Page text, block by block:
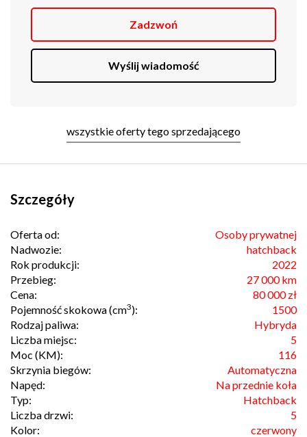
Zadzwoń
Wyślij wiadomość
wszystkie oferty tego sprzedającego
Szczegóły
Oferta od:
Osoby prywatnej
Nadwozie:
hatchback
Rok produkcji:
2022
Przebieg:
27 000 km
Cena:
80 000 zł
Pojemność skokowa (cm3):
1500
Rodzaj paliwa:
Hybryda
Liczba miejsc:
5
Moc (KM):
116
Skrzynia biegów:
Automatyczna
Napęd:
Na przednie koła
Typ:
Hatchback
Liczba drzwi:
5
Kolor:
czerwony